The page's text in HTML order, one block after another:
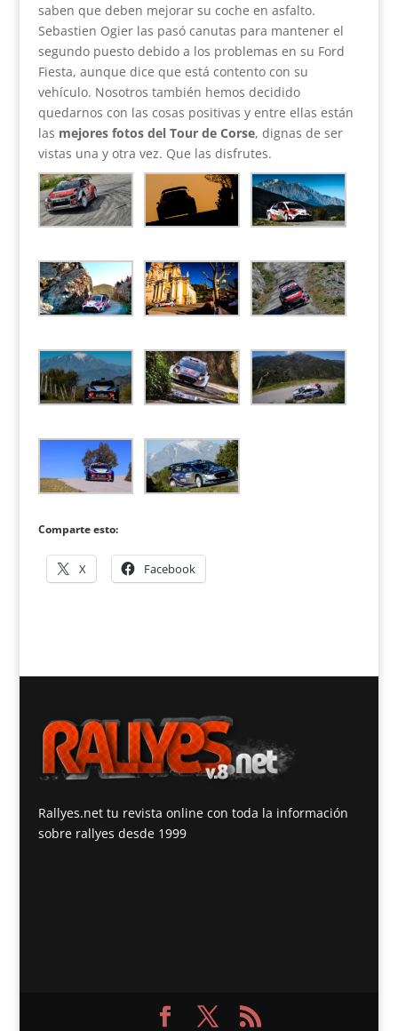
saben que deben mejorar su coche en asfalto.
Sebastien Ogier las pasó canutas para mantener el
segundo puesto debido a los problemas en su Ford
Fiesta, aunque dice que está contento con su
vehículo. Nosotros también hemos decidido
quedarnos con las cosas positivas y entre ellas están
las mejores fotos del Tour de Corse, dignas de ser
vistas una y otra vez. Que las disfrutes.
Comparte esto:
X Facebook
Rallyes.net tu revista online con toda la información
sobre rallyes desde 1999